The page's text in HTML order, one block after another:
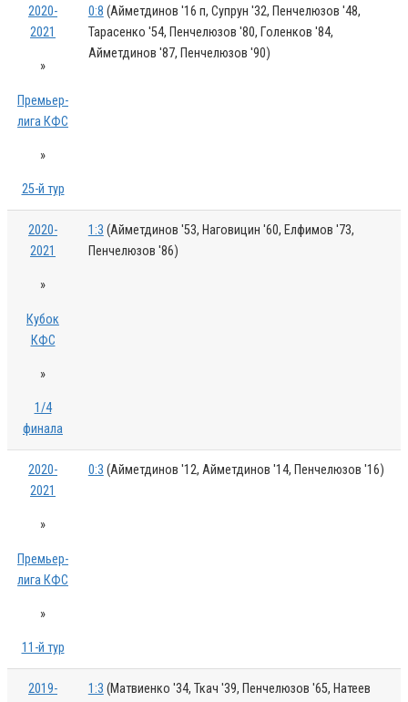
2020-
2021
»
Премьер-
лига КФС
»
25-й тур
0:8 (Айметдинов '16 п, Супрун '32, Пенчелюзов '48,
Тарасенко '54, Пенчелюзов '80, Голенков '84,
Айметдинов '87, Пенчелюзов '90)
2020-
2021
»
Кубок
КФС
»
1/4
финала
1:3 (Айметдинов '53, Наговицин '60, Елфимов '73,
Пенчелюзов '86)
2020-
2021
»
Премьер-
лига КФС
»
11-й тур
0:3 (Айметдинов '12, Айметдинов '14, Пенчелюзов '16)
2019-
1:3 (Матвиенко '34, Ткач '39, Пенчелюзов '65, Натеев